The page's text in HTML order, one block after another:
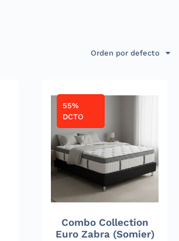
Orden por defecto
55%
DCTO
Combo Collection
Euro Zabra (Somier)